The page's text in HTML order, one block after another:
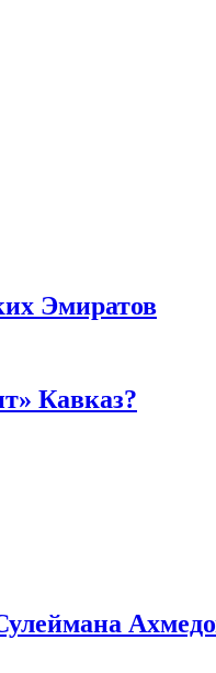
Эмиратов
Кавказ?